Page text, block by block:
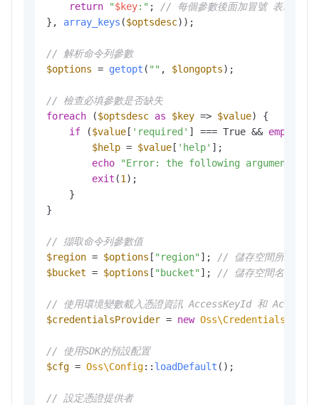
return
"$key:" ; // 每個參數後面加冒號 表示需要
}, array_keys ($optsdesc));
// 解析命令列參數
$options = getopt ( "" , $longopts);
// 檢查必填參數是否缺失
foreach ($optsdesc as $key => $value) {
if ($value [ 'required' ] === True && empty
$help = $value [ 'help' ];
echo
"Error: the following arguments
exit (1);
    }
}
// 擷取命令列參數值
$region = $options [ "region" ]; // 儲存空間所在地區
$bucket = $options [ "bucket" ]; // 儲存空間名稱
// 使用環境變數載入憑證資訊 AccessKeyId 和
$credentialsProvider = new
// 使用SDK的預設配置
$cfg = Oss\Config:: loadDefault ();
// 設定憑證提供者